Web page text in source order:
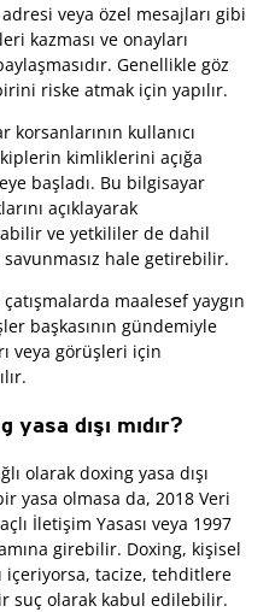
veya özel mesajları gibi
kazması ve onayları
Genellikle göz
riske atmak için yapılır.
kullanıcı
kimliklerini açığa
başladı. Bu bilgisayar
açıklayarak
ve yetkililer de dahil
savunmasız hale getirebilir.
maalesef yaygın
başkasının gündemiyle
veya görüşleri için
dışı mıdır?
olarak doxing yasa dışı
yasa olmasa da, 2018 Veri
İletişim Yasası veya 1997
girebilir. Doxing, kişisel
içeriyorsa, tacize, tehditlere
suç olarak kabul edilebilir.